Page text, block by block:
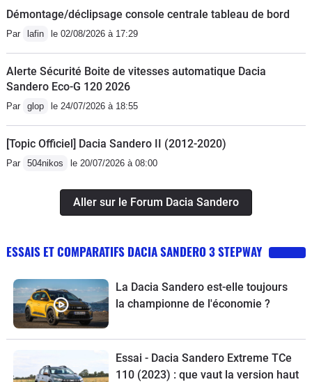
Démontage/déclipsage console centrale tableau de bord
Par lafin le 02/08/2026 à 17:29
Alerte Sécurité Boite de vitesses automatique Dacia
Sandero Eco-G 120 2026
Par glop le 24/07/2026 à 18:55
[Topic Officiel] Dacia Sandero II (2012-2020)
Par 504nikos le 20/07/2026 à 08:00
Aller sur le Forum Dacia Sandero
ESSAIS ET COMPARATIFS DACIA SANDERO 3 STEPWAY
La Dacia Sandero est-elle toujours
la championne de l'économie ?
Essai - Dacia Sandero Extreme TCe
110 (2023) : que vaut la version haut